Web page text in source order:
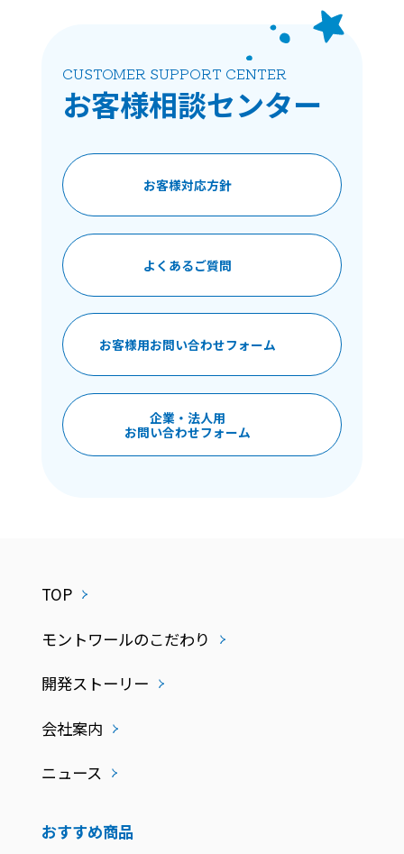
CUSTOMER SUPPORT CENTER
お客様相談センター
お客様対応方針
よくあるご質問
お客様用お問い合わせフォーム
企業・法人用
お問い合わせフォーム
TOP
モントワールのこだわり
開発ストーリー
会社案内
ニュース
おすすめ商品